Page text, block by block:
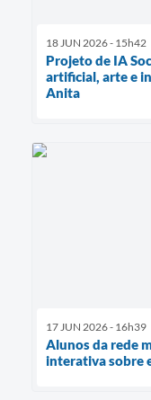
18 JUN 2026 - 15h42
Projeto de IA
artificial, arte e
Anita
17 JUN 2026 - 16h39
Alunos da rede
interativa sobre